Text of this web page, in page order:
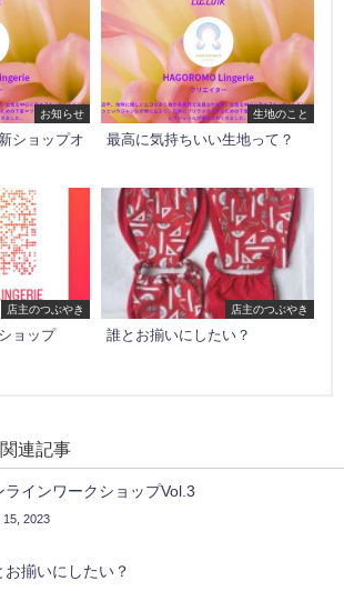
お知らせ
ショップオ
生地のこと
最高に気持ちいい生地って？
店主のつぶやき
ョップ
店主のつぶやき
誰とお揃いにしたい？
連記事
ラインワークショップVol.3
15, 2023
お揃いにしたい？